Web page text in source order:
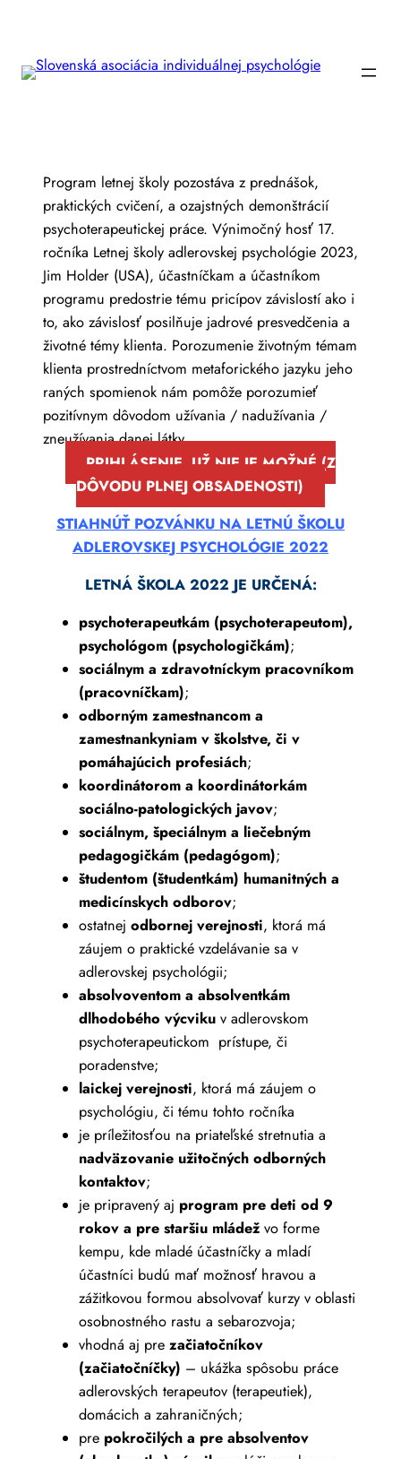
Program letnej školy pozostáva z prednášok,
praktických cvičení, a ozajstných demonštrácií
psychoterapeutickej práce. Výnimočný hosť 17.
ročníka Letnej školy adlerovskej psychológie 2023,
Jim Holder (USA), účastníčkam a účastníkom
programu predostrie tému pricípov závislostí ako i
to, ako závislosť posilňuje jadrové presvedčenia a
životné témy klienta. Porozumenie životným témam
klienta prostredníctvom metaforického jazyku jeho
raných spomienok nám pomôže porozumieť
pozitívnym dôvodom užívania / nadužívania /
zneužívania danej látky.
PRIHLÁSENIE UŽ NIE JE MOŽNÉ (Z
DÔVODU PLNEJ OBSADENOSTI)
STIAHNÚŤ POZVÁNKU NA LETNÚ ŠKOLU
ADLEROVSKEJ PSYCHOLÓGIE 2022
LETNÁ ŠKOLA 2022 JE URČENÁ:
psychoterapeutkám (psychoterapeutom),
psychológom (psychologičkám);
sociálnym a zdravotníckym pracovníkom
(pracovníčkam);
odborným zamestnancom a
zamestnankyniam v školstve, či v
pomáhajúcich profesiách;
koordinátorom a koordinátorkám
sociálno-patologických javov;
sociálnym, špeciálnym a liečebným
pedagogičkám (pedagógom);
študentom (študentkám) humanitných a
medicínskych odborov;
ostatnej odbornej verejnosti, ktorá má
záujem o praktické vzdelávanie sa v
adlerovskej psychológii;
absolvoventom a absolventkám
dlhodobého výcviku v adlerovskom
psychoterapeutickom prístupe, či
poradenstve;
laickej verejnosti, ktorá má záujem o
psychológiu, či tému tohto ročníka
je príležitosťou na priateľské stretnutia a
nadväzovanie užitočných odborných
kontaktov;
je pripravený aj program pre deti od 9
rokov a pre staršiu mládež vo forme
kempu, kde mladé účastníčky a mladí
účastníci budú mať možnosť hravou a
zážitkovou formou absolvovať kurzy v oblasti
osobnostného rastu a sebarozvoja;
vhodná aj pre začiatočníkov
(začiatočníčky) – ukážka spôsobu práce
adlerovských terapeutov (terapeutiek),
domácich a zahraničných;
pre pokročilých a pre absolventov